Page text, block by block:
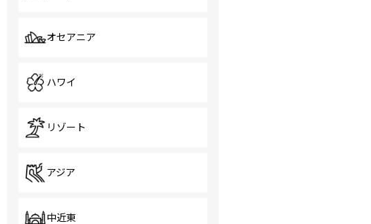
オセアニア
ハワイ
リゾート
アジア
中近東